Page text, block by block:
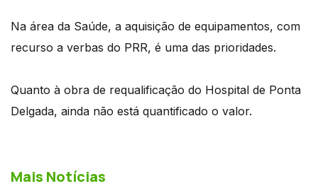
Na área da Saúde, a aquisição de equipamentos, com
recurso a verbas do PRR, é uma das prioridades.
Quanto à obra de requalificação do Hospital de Ponta
Delgada, ainda não está quantificado o valor.
Mais Notícias